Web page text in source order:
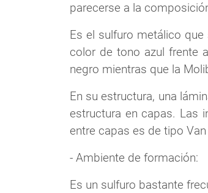
parecerse a la
Es el sulfuro metálico
color de tono azul frente
negro mientras que la
En su estructura, una
estructura en capas. Las
entre capas es de tipo
- Ambiente de formación:
Es un sulfuro bastante